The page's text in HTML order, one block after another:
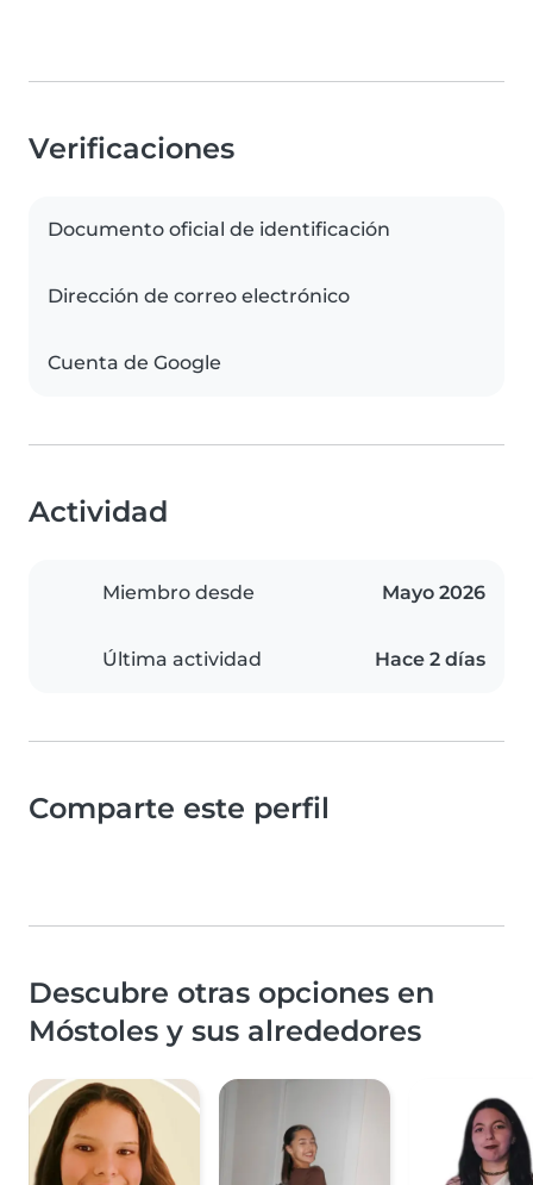
Verificaciones
Documento oficial de identificación
Dirección de correo electrónico
Cuenta de Google
Actividad
Miembro desde Mayo 2026
Última actividad Hace 2 días
Comparte este perfil
Descubre otras opciones en
Móstoles y sus alrededores